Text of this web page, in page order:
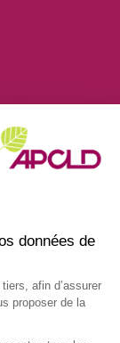
:
données de
afin d’assurer
proposer de la